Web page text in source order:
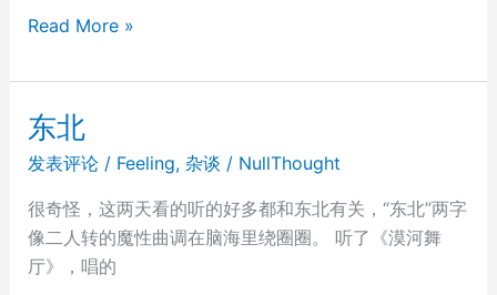
Shanghai
2022
Read More »
东北
发表评论 / Feeling, 杂谈 / NullThought
很奇怪，这两天看的听的好多都和东北有关，“东北”两字
像二人转的魔性曲调在脑海里绕圈圈。 听了《漠河舞
厅》，唱的